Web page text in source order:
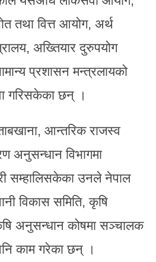
तथा वित्त आयोग, अर्थ
अख्तियार दुरुपयोग
प्रशासन मन्त्रलायको
गरिसकेका छन् ।
आन्तरिक राजस्व
अनुसन्धान विभागमा
सम्हालिसकेका उनले नेपाल
विकास समिति, कृषि
अनुसन्धान कोषमा सञ्चालक
काम गरेका छन् ।